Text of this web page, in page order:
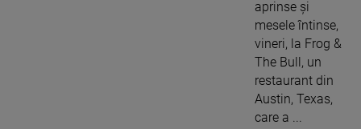
aprinse și
mesele întinse,
vineri, la Frog &
The Bull, un
restaurant din
Austin, Texas,
care a ...